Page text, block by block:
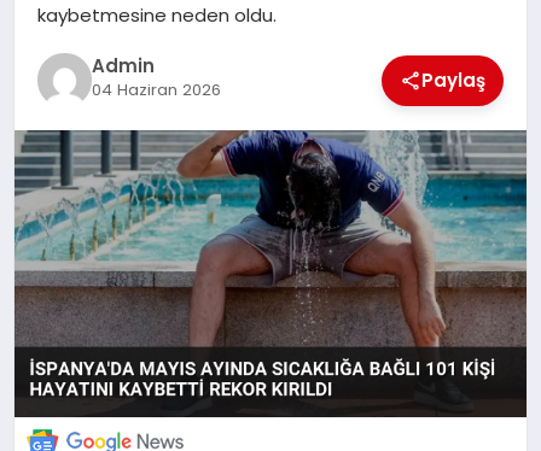
MERSIN
EĞITIM
İLETIŞIM
kaybetmesine neden oldu.
Admin
04 Haziran 2026 Paylaş